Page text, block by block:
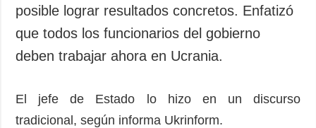
posible lograr resultados concretos. Enfatizó
que todos los funcionarios del gobierno
deben trabajar ahora en Ucrania.
El jefe de Estado lo hizo en un discurso
tradicional, según informa Ukrinform.